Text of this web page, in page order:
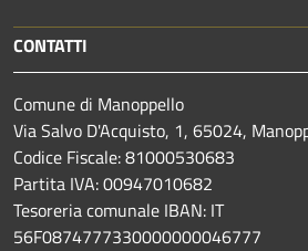
CONTATTI
Comune di Manoppello
Via Salvo D'Acquisto, 1, 65024,
Codice Fiscale: 81000530683
Partita IVA: 00947010682
Tesoreria comunale IBAN: IT
56F0874777330000000046777